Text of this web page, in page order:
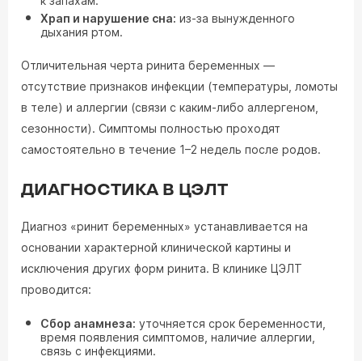
Храп и нарушение сна: из-за вынужденного
дыхания ртом.
Отличительная черта ринита беременных —
отсутствие признаков инфекции (температуры, ломоты
в теле) и аллергии (связи с каким-либо аллергеном,
сезонности). Симптомы полностью проходят
самостоятельно в течение 1–2 недель после родов.
ДИАГНОСТИКА В ЦЭЛТ
Диагноз «ринит беременных» устанавливается на
основании характерной клинической картины и
исключения других форм ринита. В клинике ЦЭЛТ
проводится:
Сбор анамнеза: уточняется срок беременности,
время появления симптомов, наличие аллергии,
связь с инфекциями.